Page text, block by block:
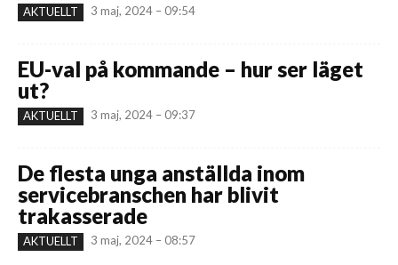
AKTUELLT 3 maj, 2024 – 09:54
EU-val på kommande – hur ser läget
ut?
AKTUELLT 3 maj, 2024 – 09:37
De flesta unga anställda inom
servicebranschen har blivit
trakasserade
AKTUELLT 3 maj, 2024 – 08:57